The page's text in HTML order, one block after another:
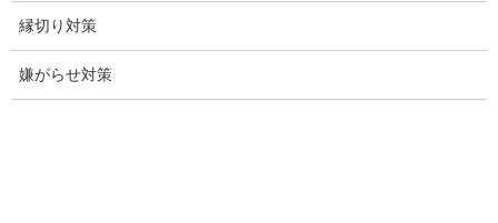
社員の行動調査
行動調査
縁切り対策
嫌がらせ対策